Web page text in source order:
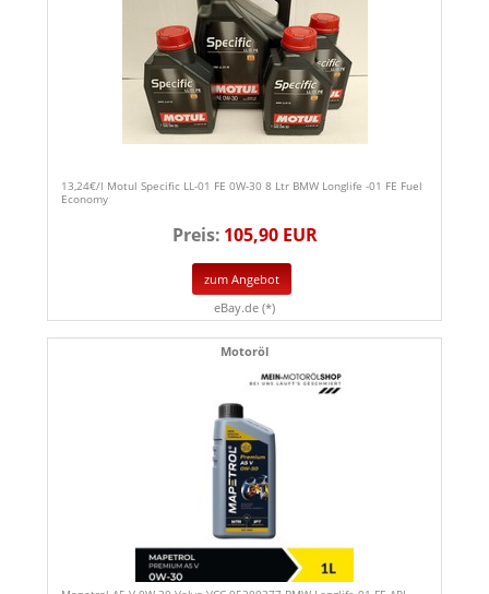
13,24€/l Motul Specific LL-01 FE 0W-30 8 Ltr BMW Longlife -01 FE Fuel
Economy
Preis: 105,90 EUR
zum Angebot
eBay.de (*)
Motoröl